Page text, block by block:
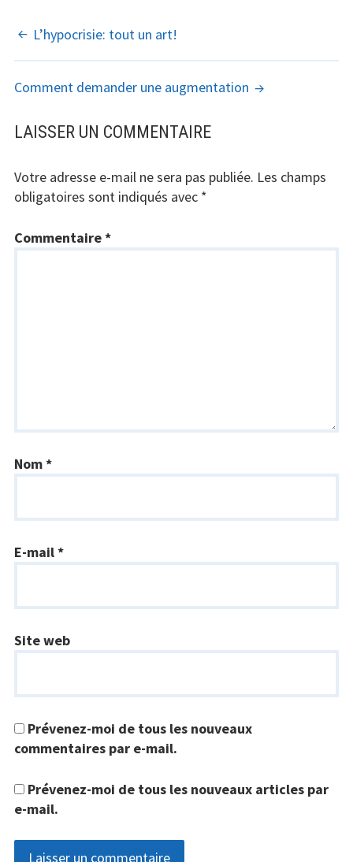
NAVIGATION
DES
ARTICLES
L’hypocrisie: tout un art!
Comment demander une augmentation
LAISSER UN COMMENTAIRE
Votre adresse e-mail ne sera pas publiée. Les champs
obligatoires sont indiqués avec *
Commentaire*
Nom*
E-mail*
Site web
Prévenez-moi de tous les nouveaux
commentaires par e-mail.
Prévenez-moi de tous les nouveaux articles par
e-mail.